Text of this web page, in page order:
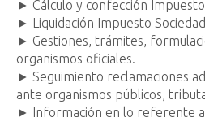
► Cálculo y confección
► Liquidación Impuesto
► Gestiones, trámites,
organismos oficiales.
► Seguimiento reclamaciones
ante organismos públicos,
► Información en lo referente a